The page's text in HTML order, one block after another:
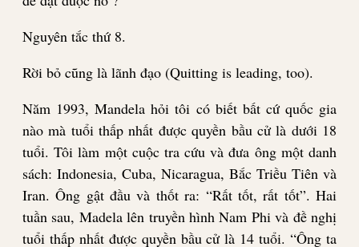
Nguyên tắc thứ 8.
Rời bỏ cũng là lãnh đạo (Quitting is leading, too).
Năm 1993, Mandela hỏi tôi có biết bất cứ quốc gia
nào mà tuổi thấp nhất được quyền bầu cử là dưới 18
tuổi. Tôi làm một cuộc tra cứu và đưa ông một danh
sách: Indonesia, Cuba, Nicaragua, Bắc Triều Tiên và
Iran. Ông gật đầu và thốt ra: “Rất tốt, rất tốt”. Hai
tuần sau, Madela lên truyền hình Nam Phi và đề nghị
tuổi thấp nhất được quyền bầu cử là 14 tuổi. “Ông ta